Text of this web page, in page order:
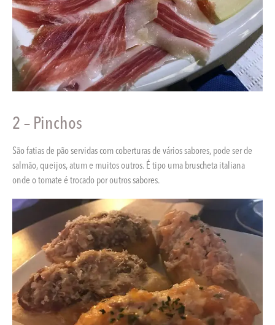
2 – Pinchos
São fatias de pão servidas com coberturas de vários sabores, pode ser de
salmão, queijos, atum e muitos outros. É tipo uma bruscheta italiana
onde o tomate é trocado por outros sabores.